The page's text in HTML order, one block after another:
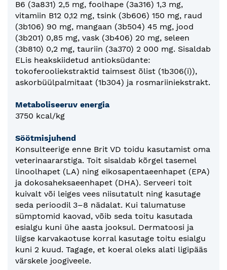
B6 (3a831) 2,5 mg, foolhape (3a316) 1,3 mg,
vitamiin B12 0,12 mg, tsink (3b606) 150 mg, raud
(3b106) 90 mg, mangaan (3b504) 45 mg, jood
(3b201) 0,85 mg, vask (3b406) 20 mg, seleen
(3b810) 0,2 mg, tauriin (3a370) 2 000 mg. Sisaldab
ELis heakskiidetud antioksüdante:
tokoferooliekstraktid taimsest õlist (1b306(i)),
askorbüülpalmitaat (1b304) ja rosmariiniekstrakt.
Metaboliseeruv energia
3750 kcal/kg
Söötmisjuhend
Konsulteerige enne Brit VD toidu kasutamist oma
veterinaararstiga. Toit sisaldab kõrgel tasemel
linoolhapet (LA) ning eikosapentaeenhapet (EPA)
ja dokosaheksaeenhapet (DHA). Serveeri toit
kuivalt või leiges vees niisutatult ning kasutage
seda perioodil 3–8 nädalat. Kui talumatuse
sümptomid kaovad, võib seda toitu kasutada
esialgu kuni ühe aasta jooksul. Dermatoosi ja
liigse karvakaotuse korral kasutage toitu esialgu
kuni 2 kuud. Tagage, et koeral oleks alati ligipääs
värskele joogiveele.